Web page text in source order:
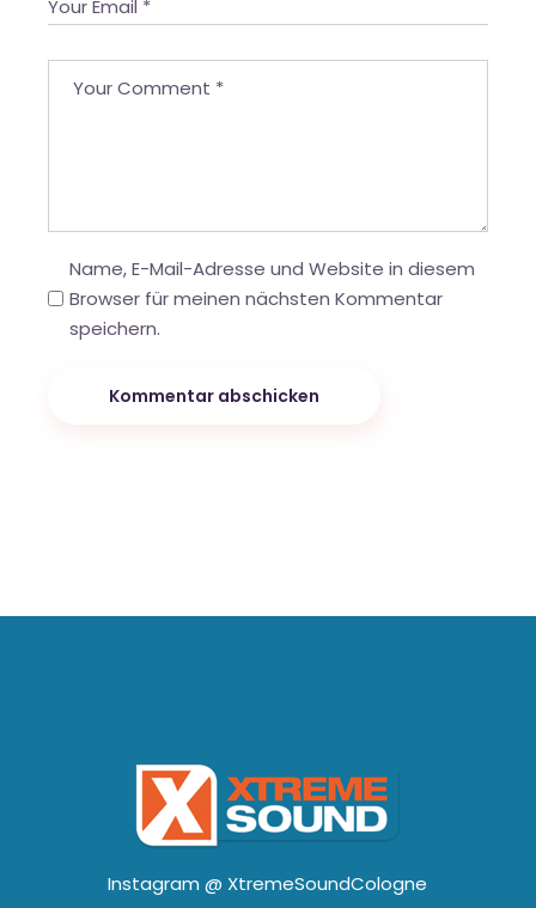
Name, E-Mail-Adresse und Website in diesem
Browser für meinen nächsten Kommentar
speichern.
Kommentar abschicken
Instagram @ XtremeSoundCologne